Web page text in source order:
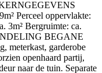
Perceel oppervlakte:
3m² Bergruimte: ca.
INDELING BEGANE
meterkast, garderobe
openhaard partij,
naar de tuin. Separate